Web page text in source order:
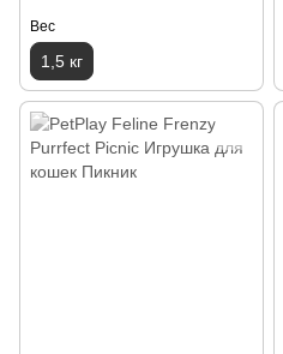
Вес
1,5 кг